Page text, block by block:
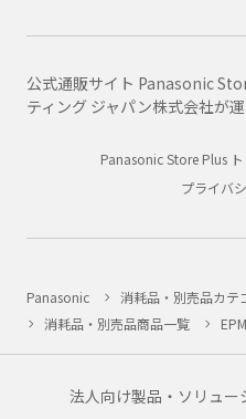
公式通販サイト Panasonic
ティング ジャパン株式会社が運
Panasonic Store Plus
プライバ
Panasonic
消耗品・別売品カテ
消耗品・別売品商品一覧
法人向け製品・ソリュー